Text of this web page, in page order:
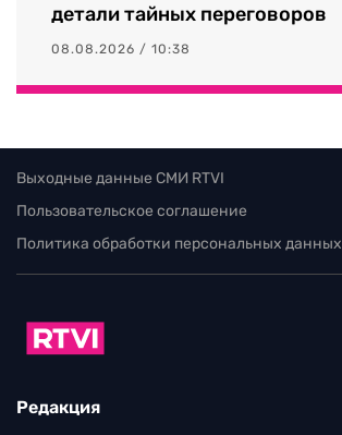
детали тайных переговоров
08.08.2026 / 10:38
Выходные данные СМИ RTVI
Пользовательское соглашение
Политика обработки персональных данных
Редакция